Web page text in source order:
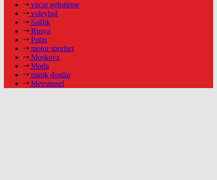
vücut geliştirme
voleybol
Sağlık
Rusya
Putin
motor sporları
Moskova
Moda
minik dostlar
Mevsimsel